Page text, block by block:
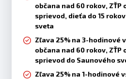
občana nad 60 rokov, ZŤP
sprievod, dieťa do 15
sveta
Zľava 25% na 3-hodinové
občana nad 60 rokov, ZŤP
sprievod do Saunového
Zľava 25% na 1-hodinové